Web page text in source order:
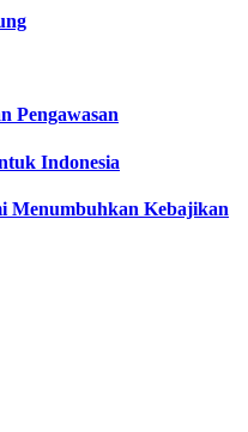
Pengawasan
Indonesia
Menumbuhkan Kebajikan